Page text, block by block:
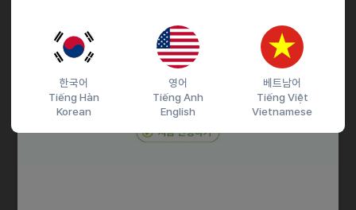
한국어
Tiếng Hàn
Korean
영어
Tiếng Anh
English
베트남어
Tiếng Việt
Vietnamese
근로조건
[효율적으로 몰입해요]
• 시차출퇴근 제도(7~10 출근/16~19 퇴근)
• 자유롭고 편안한 복장으로 근무